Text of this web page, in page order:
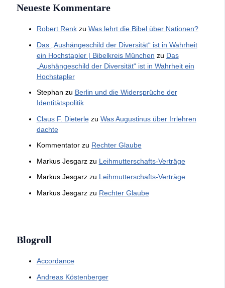
Neueste Kommentare
Robert Renkzu Was lehrt die Bibel über Nationen?
Das „Aushängeschild der Diversität“ ist in Wahrheit
ein Hochstapler | Bibelkreis München zu Das
„Aushängeschild der Diversität“ ist in Wahrheit ein
Hochstapler
Stephan zu Berlin und die Widersprüche der
Identitätspolitik
Claus F. Dieterlezu Was Augustinus über Irrlehren
dachte
Kommentatorzu Rechter Glaube
Markus Jesgarzzu Leihmutterschafts-Verträge
Markus Jesgarzzu Leihmutterschafts-Verträge
Markus Jesgarzzu Rechter Glaube
Blogroll
Accordance
Andreas Köstenberger